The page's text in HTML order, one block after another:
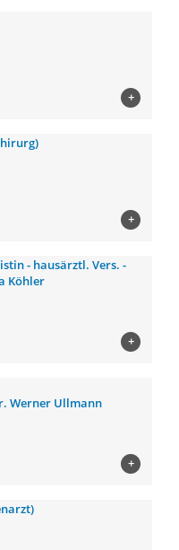
+
+
- hausärztl. Vers. -
Köhler
+
Werner Ullmann
+